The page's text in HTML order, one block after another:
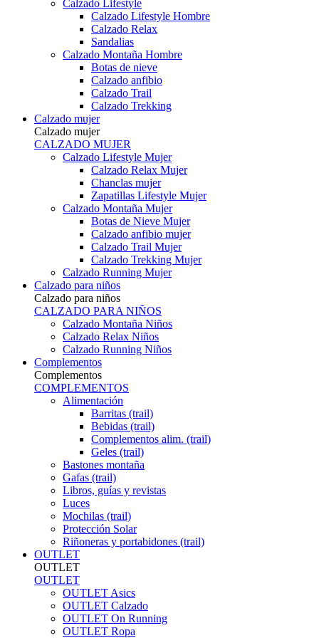
Calzado Lifestyle
Calzado Lifestyle Hombre
Calzado Relax
Sandalias
Calzado Montaña Hombre
Botas de nieve
Calzado anfibio
Calzado Trail
Calzado Trekking
Calzado mujer
Calzado mujer
CALZADO MUJER
Calzado Lifestyle Mujer
Calzado Relax Mujer
Chanclas mujer
Zapatillas Lifestyle Mujer
Calzado Montaña Mujer
Botas de Nieve Mujer
Calzado anfibio mujer
Calzado Trail Mujer
Calzado Trekking Mujer
Calzado Running Mujer
Calzado para niños
Calzado para niños
CALZADO PARA NIÑOS
Calzado Montaña Niños
Calzado Relax Niños
Calzado Running Niños
Complementos
Complementos
COMPLEMENTOS
Alimentación
Barritas (trail)
Bebidas (trail)
Complementos alim. (trail)
Geles (trail)
Bastones montaña
Gafas (trail)
Libros, guías y revistas
Luces
Mochilas (trail)
Protección Solar
Riñoneras y portabidones (trail)
OUTLET
OUTLET
OUTLET
OUTLET Asics
OUTLET Calzado
OUTLET On Running
OUTLET Ropa